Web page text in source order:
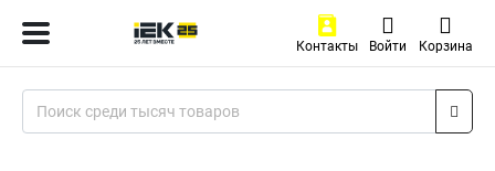
Контакты Войти Корзина